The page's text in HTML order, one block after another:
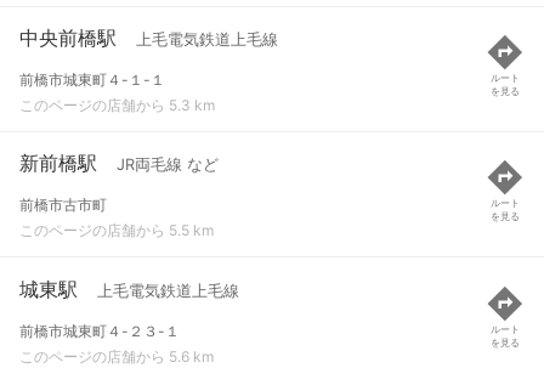
中央前橋駅 上毛電気鉄道上毛線
前橋市城東町４-１-１
このページの店舗から 5.3 km
ルート
を見る
新前橋駅 JR両毛線 など
前橋市古市町
このページの店舗から 5.5 km
ルート
を見る
城東駅 上毛電気鉄道上毛線
前橋市城東町４-２３-１
このページの店舗から 5.6 km
ルート
を見る